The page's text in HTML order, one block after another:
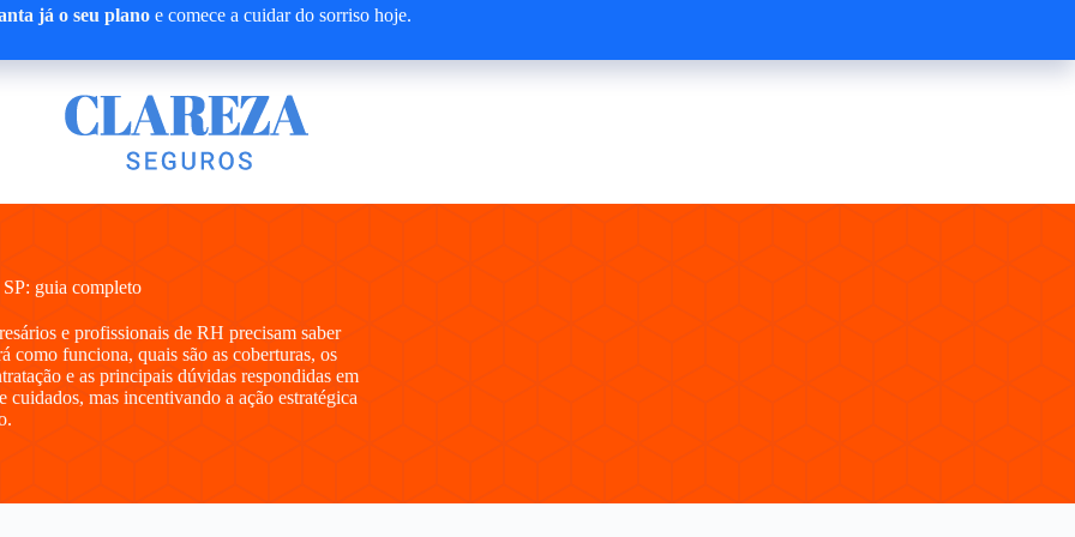
já o seu planoe comece a cuidar do sorriso hoje.
guia completo
e profissionais de RH precisam saber
como funciona, quais são as coberturas, os
e as principais dúvidas respondidas em
mas incentivando a ação estratégica